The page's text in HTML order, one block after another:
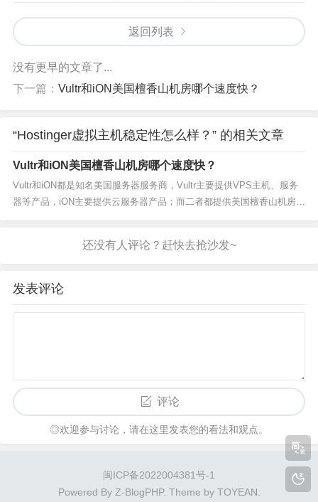
返回列表
没有更早的文章了...
下一篇： Vultr和iON美国檀香山机房哪个速度快？
“Hostinger虚拟主机稳定性怎么样？” 的相关文章
Vultr和iON美国檀香山机房哪个速度快？
Vultr和iON都是知名美国服务器服务商，Vultr主要提供VPS主机、服务
器等产品，iON主要提供云服务器产品；而二者都提供美国檀香山机房，
发表评论
评论
◎欢迎参与讨论，请在这里发表您的看法和观点。
闽ICP备2022004381号-1
Powered By Z-BlogPHP. Theme by TOYEAN